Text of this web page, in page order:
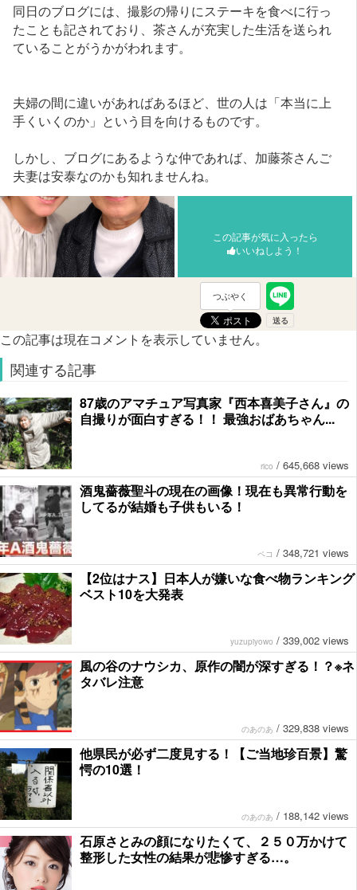
同日のブログには、撮影の帰りにステーキを食べに行っ
たことも記されており、茶さんが充実した生活を送られ
ていることがうかがわれます。
夫婦の間に違いがあればあるほど、世の人は「本当に上
手くいくのか」という目を向けるものです。
しかし、ブログにあるような仲であれば、加藤茶さんご
夫妻は安泰なのかも知れませんね。
この記事が気に入ったら
いいねしよう！
つぶやく
この記事は現在コメントを表示していません。
関連する記事
87歳のアマチュア写真家『西本喜美子さん』の
自撮りが面白すぎる！！ 最強おばあちゃん...
rico / 645,668 views
酒鬼薔薇聖斗の現在の画像！現在も異常行動を
してるが結婚も子供もいる！
ペコ / 348,721 views
【2位はナス】日本人が嫌いな食べ物ランキング
ベスト10を大発表
yuzupiyowo / 339,002 views
風の谷のナウシカ、原作の闇が深すぎる！？※ネ
タバレ注意
のあのあ / 329,838 views
他県民が必ず二度見する！【ご当地珍百景】驚
愕の10選！
のあのあ / 188,142 views
石原さとみの顔になりたくて、２５０万かけて
整形した女性の結果が悲惨すぎる…。